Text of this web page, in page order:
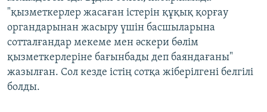
"қызметкерлер жасаған істерін құқық қорғау
органдарынан жасыру үшін басшыларына
сотталғандар мекеме мен әскери бөлім
қызметкерлеріне бағынбады деп баяндағаны"
жазылған. Сол кезде істің сотқа жіберілгені белгілі
болды.